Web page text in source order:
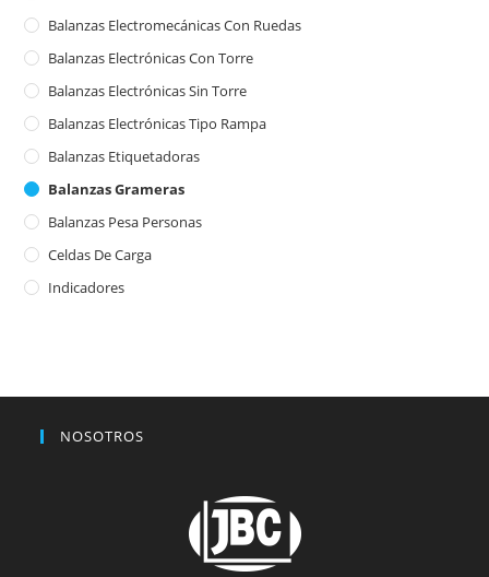
Balanzas Electromecánicas Con Ruedas
Balanzas Electrónicas Con Torre
Balanzas Electrónicas Sin Torre
Balanzas Electrónicas Tipo Rampa
Balanzas Etiquetadoras
Balanzas Grameras
Balanzas Pesa Personas
Celdas De Carga
Indicadores
NOSOTROS